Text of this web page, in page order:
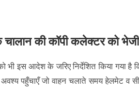
चालान की कॉपी कलेक्टर को भेजी
भी इस आदेश के जरिए निर्देशित किया गया
अवश्य पहुँचाएँ जो वाहन चलाते समय हेलमेट व